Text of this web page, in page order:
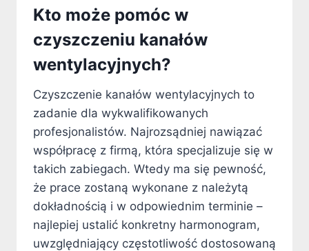
Kto może pomóc w
czyszczeniu kanałów
wentylacyjnych?
Czyszczenie kanałów wentylacyjnych to
zadanie dla wykwalifikowanych
profesjonalistów. Najrozsądniej nawiązać
współpracę z firmą, która specjalizuje się w
takich zabiegach. Wtedy ma się pewność,
że prace zostaną wykonane z należytą
dokładnością i w odpowiednim terminie –
najlepiej ustalić konkretny harmonogram,
uwzględniający częstotliwość dostosowaną